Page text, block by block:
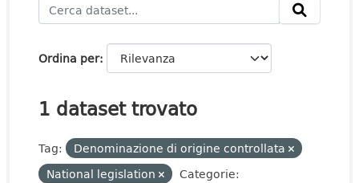
Ordina per
1 dataset trovato
Tag:
Denominazione di origine controllata
National legislation
Categorie: